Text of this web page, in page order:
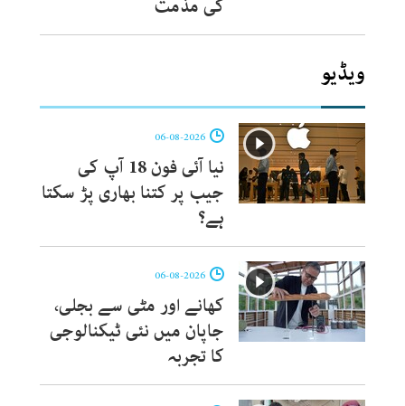
کی مذمت
ویڈیو
نیا آئی فون 18 آپ کی
جیب پر کتنا بھاری پڑ سکتا
ہے؟
کھانے اور مٹی سے بجلی،
جاپان میں نئی ٹیکنالوجی
کا تجربہ